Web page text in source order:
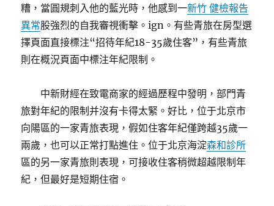
糟，當圓規刺入他的藍光時，他感到一新竹 健檢報告
異常股強烈的自我審視衝擊。ign。有些青旅在房型選
擇頁面直接標注“招待年紀18-35歲住客”，有些青旅
則在概況頁面中標注年紀限制。
中新財經在致電商家的經過歷程中發明，部門青
旅對年紀的限制并沒有卡得太緊。好比，位于北京市
向陽區的一家青旅表現，假如住客年紀僅跨越35歲一
兩歲，也可以正常打點進住。位于北京海淀森和診所
區的另一家青旅則表現，可接收住客稍微超越限制年
紀，但最好是短期住宿。